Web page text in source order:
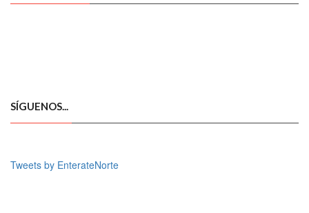
SÍGUENOS...
Tweets by EnterateNorte